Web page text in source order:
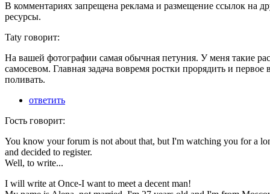
В комментариях запрещена реклама и размещение ссылок на
ресурсы.
Taty говорит:
На вашей фотографии самая обычная петуния. У меня такие
самосевом. Главная задача вовремя ростки прорядить и первое
поливать.
ответить
Гость говорит:
You know your forum is not about that, but I'm watching you for a
and decided to register.
Well, to write...
I will write at Once-I want to meet a decent man!